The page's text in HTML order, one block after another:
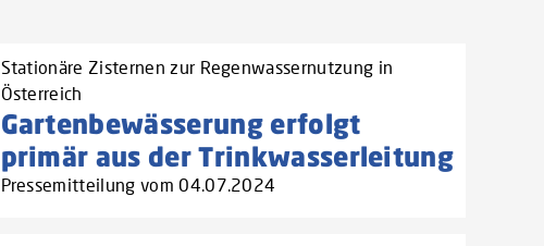
Stationäre Zisternen zur Regenwassernutzung in
Österreich
Gartenbewässerung erfolgt
primär aus der Trinkwasserleitung
Pressemitteilung vom 04.07.2024